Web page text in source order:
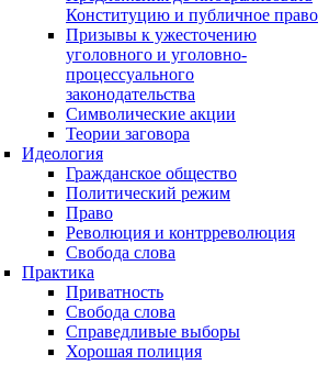
Конституцию и публичное право
Призывы к ужесточению
уголовного и уголовно-
процессуального
законодательства
Символические акции
Теории заговора
Идеология
Гражданское общество
Политический режим
Право
Революция и контрреволюция
Свобода слова
Практика
Приватность
Свобода слова
Справедливые выборы
Хорошая полиция